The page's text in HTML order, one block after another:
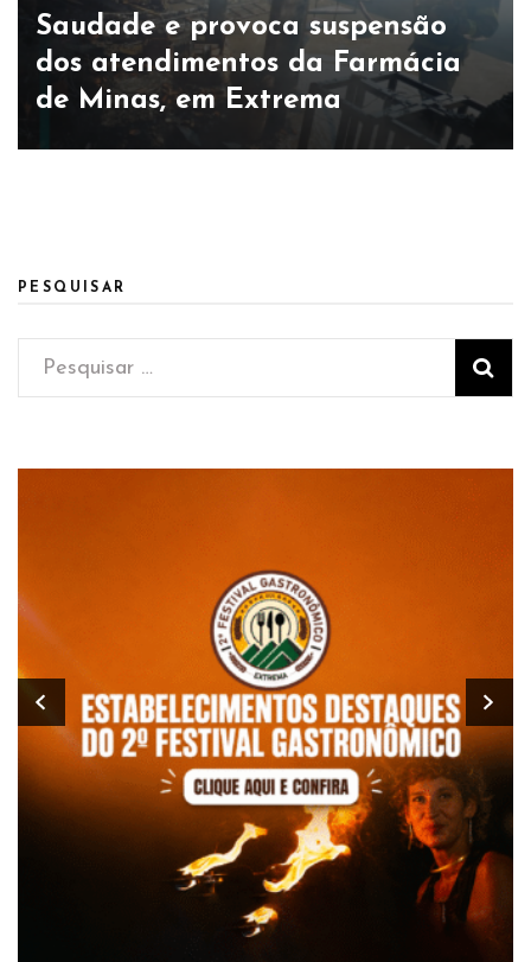
Saudade e provoca suspensão
dos atendimentos da Farmácia
de Minas, em Extrema
PESQUISAR
Pesquisar
por: